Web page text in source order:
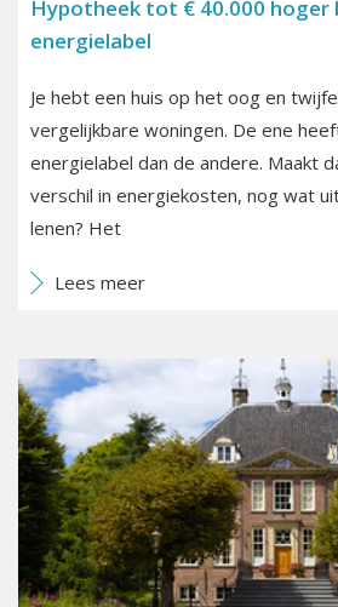
Hypotheek tot € 40.000 hoger
energielabel
Je hebt een huis op het oog en
vergelijkbare woningen. De ene
energielabel dan de andere. Maakt
verschil in energiekosten, nog wat
lenen? Het
Lees meer